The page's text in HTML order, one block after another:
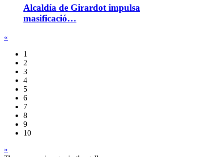
Alcaldía de Girardot impulsa
masificació…
«
1
2
3
4
5
6
7
8
9
10
»